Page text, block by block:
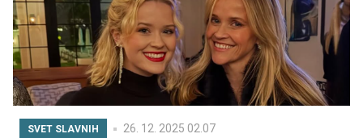
SVET SLAVNIH 26. 12. 2025 02.07